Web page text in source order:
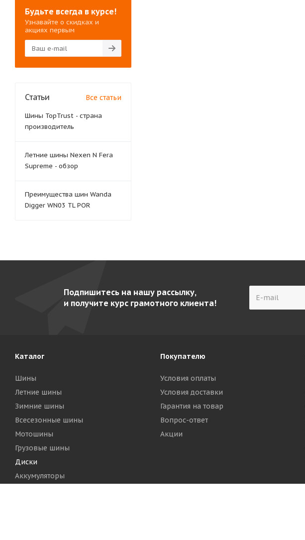
Будьте всегда в курсе!
Узнавайте о скидках и
акциях первым
Статьи Все статьи
Шины TopTrust - страна
производитель
Летние шины Nexen N Fera
Supreme - обзор
Преимущества шин Wanda
Digger WN03 TL POR
Подпишитесь на нашу рассылку,
и получите курс грамотного клиента!
Каталог
Шины
Летние шины
Зимние шины
Всесезонные шины
Мотошины
Грузовые шины
Диски
Аккумуляторы
Покупателю
Условия оплаты
Условия доставки
Гарантия на товар
Вопрос-ответ
Акции